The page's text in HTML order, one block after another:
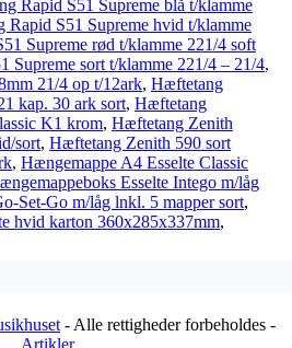
Rapid S51 Supreme blå t/klamme
Rapid S51 Supreme hvid t/klamme
Supreme rød t/klamme 221/4 soft
Supreme sort t/klamme 221/4 – 21/4,
21/4 op t/12ark, Hæftetang
kap. 30 ark sort, Hæftetang
K1 krom, Hæftetang Zenith
sort, Hæftetang Zenith 590 sort
, Hængemappe A4 Esselte Classic
Esselte Intego m/låg
Set-Go m/låg lnkl. 5 mapper sort,
hvid karton 360x285x337mm,
- Alle rettigheder forbeholdes -
Artikler